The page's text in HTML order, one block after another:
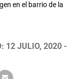
en el barrio de la
12 JULIO, 2020 -